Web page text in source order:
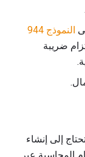
النموذج 944
ضريبة
إلى إنشاء